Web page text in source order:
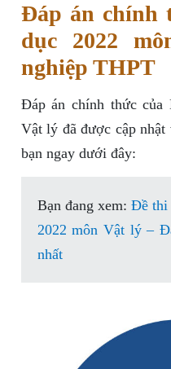
Đáp án chính
dục 2022
nghiệp THPT
Đáp án chính thức của
Vật lý đã được cập nhật
bạn ngay dưới đây:
Bạn đang xem:Đề thi
2022 môn Vật lý –
nhất